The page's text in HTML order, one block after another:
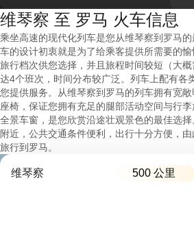
维琴察 至 罗马 火车信息
乘坐高速的现代化列车是您从维琴察到罗马
车的设计初衷就是为了给乘客提供所需要的
旅行档次供您选择，并且旅程时间较短（大
达4个班次，时间分布较广泛。列车上配有各
您提供服务。从维琴察到罗马的列车拥有宽
座椅，保证您拥有充足的腿部活动空间与行
全景车窗，是您欣赏沿途壮观景色的最佳选
附近，公共交通条件便利，出行十分方便，
旅行到罗马。
维琴察 500 公里